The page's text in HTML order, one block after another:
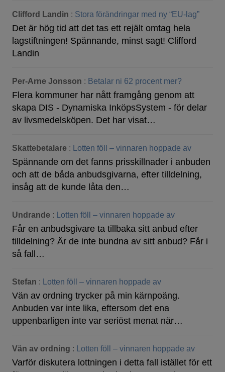
Clifford Landin : Stora förändringar med ny “EU-lag”
Det är hög tid att det tas ett rejält omtag hela
lagstiftningen! Spännande, minst sagt! Clifford
Landin
Per-Arne Jonsson : Betalar ni 62 procent mer?
Flera kommuner har nått framgång genom att
skapa DIS - Dynamiska InköpsSystem - för delar
av livsmedelsköpen. Det har visat…
Skattebetalare : Lotten föll – vinnaren hoppade av
Spännande om det fanns prisskillnader i anbuden
och att de båda anbudsgivarna, efter tilldelning,
insåg att de kunde låta den…
Undrande : Lotten föll – vinnaren hoppade av
Får en anbudsgivare ta tillbaka sitt anbud efter
tilldelning? Är de inte bundna av sitt anbud? Får i
så fall…
Stefan : Lotten föll – vinnaren hoppade av
Vän av ordning trycker på min kärnpoäng.
Anbuden var inte lika, eftersom det ena
uppenbarligen inte var seriöst menat när…
Vän av ordning : Lotten föll – vinnaren hoppade av
Varför diskutera lottningen i detta fall istället för ett